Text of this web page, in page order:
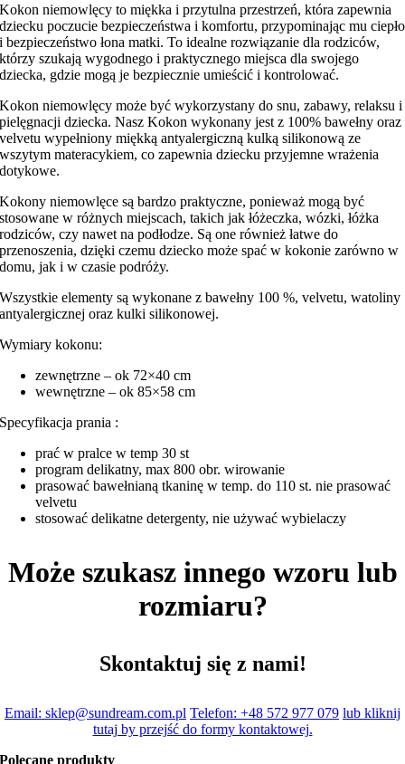
Kokon niemowlęcy to miękka i przytulna przestrzeń, która zapewnia
dziecku poczucie bezpieczeństwa i komfortu, przypominając mu ciepło
i bezpieczeństwo łona matki. To idealne rozwiązanie dla rodziców,
którzy szukają wygodnego i praktycznego miejsca dla swojego
dziecka, gdzie mogą je bezpiecznie umieścić i kontrolować.
Kokon niemowlęcy może być wykorzystany do snu, zabawy, relaksu i
pielęgnacji dziecka. Nasz Kokon wykonany jest z 100% bawełny oraz
velvetu wypełniony miękką antyalergiczną kulką silikonową ze
wszytym materacykiem, co zapewnia dziecku przyjemne wrażenia
dotykowe.
Kokony niemowlęce są bardzo praktyczne, ponieważ mogą być
stosowane w różnych miejscach, takich jak łóżeczka, wózki, łóżka
rodziców, czy nawet na podłodze. Są one również łatwe do
przenoszenia, dzięki czemu dziecko może spać w kokonie zarówno w
domu, jak i w czasie podróży.
Wszystkie elementy są wykonane z bawełny 100 %, velvetu, watoliny
antyalergicznej oraz kulki silikonowej.
Wymiary kokonu:
zewnętrzne – ok 72×40 cm
wewnętrzne – ok 85×58 cm
Specyfikacja prania :
prać w pralce w temp 30 st
program delikatny, max 800 obr. wirowanie
prasować bawełnianą tkaninę w temp. do 110 st. nie prasować
velvetu
stosować delikatne detergenty, nie używać wybielaczy
Może szukasz innego wzoru lub
rozmiaru?
Skontaktuj się z nami!
Email: sklep@sundream.com.pl Telefon: +48 572 977 079 lub kliknij
tutaj by przejść do formy kontaktowej.
Polecane produkty